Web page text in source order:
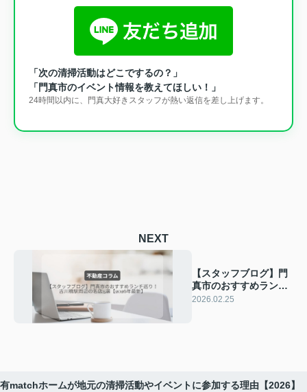
「次の清掃活動はどこでするの？」
「門真市のイベント情報を教えてほしい！」
24時間以内に、門真大好きスタッフが熱い返信を差し上げます。
NEXT
【スタッフブログ】門
真市のおすすめランチ
巡り！古川橋駅周辺の
2026.02.25
matchホームが地元の清掃活動やイベントに参加する理由【2026】